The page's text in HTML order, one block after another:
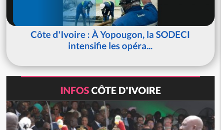
Côte d'Ivoire : À Yopougon, la SODECI
intensifie les opéra...
INFOSCÔTE D'IVOIRE